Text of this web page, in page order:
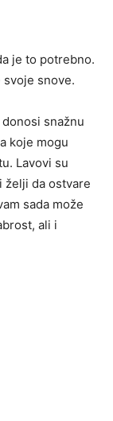
je to potrebno.
svoje snove.
snažnu
koje mogu
Lavovi su
želji da ostvare
sada može
ali i